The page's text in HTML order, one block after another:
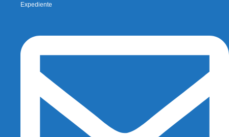
Expediente